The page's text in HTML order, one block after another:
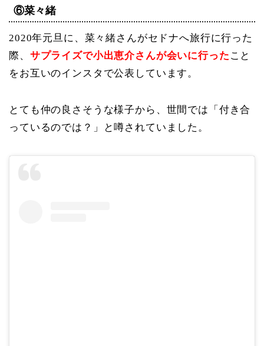
⑥菜々緒
2020年元旦に、菜々緒さんがセドナへ旅行に行った
際、 サプライズで小出恵介さんが会いに行った こと
をお互いのインスタで公表しています。
とても仲の良さそうな様子から、世間では「付き合
っているのでは？」と噂されていました。